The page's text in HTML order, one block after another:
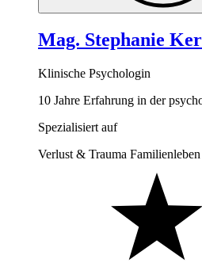
Mag. Stephanie
Klinische Psychologin
10 Jahre Erfahrung in der
Spezialisiert auf
Verlust & Trauma